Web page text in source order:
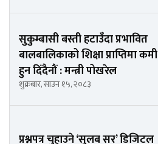
सुकुम्बासी बस्ती हटाउँदा प्रभावित
बालबालिकाको शिक्षा प्राप्तिमा कमी
हुन दिँदैनौं : मन्त्री पोखरेल
शुक्रबार, साउन १५, २०८३
प्रश्नपत्र चुहाउने ‘सुलब सर’ डिजिटल